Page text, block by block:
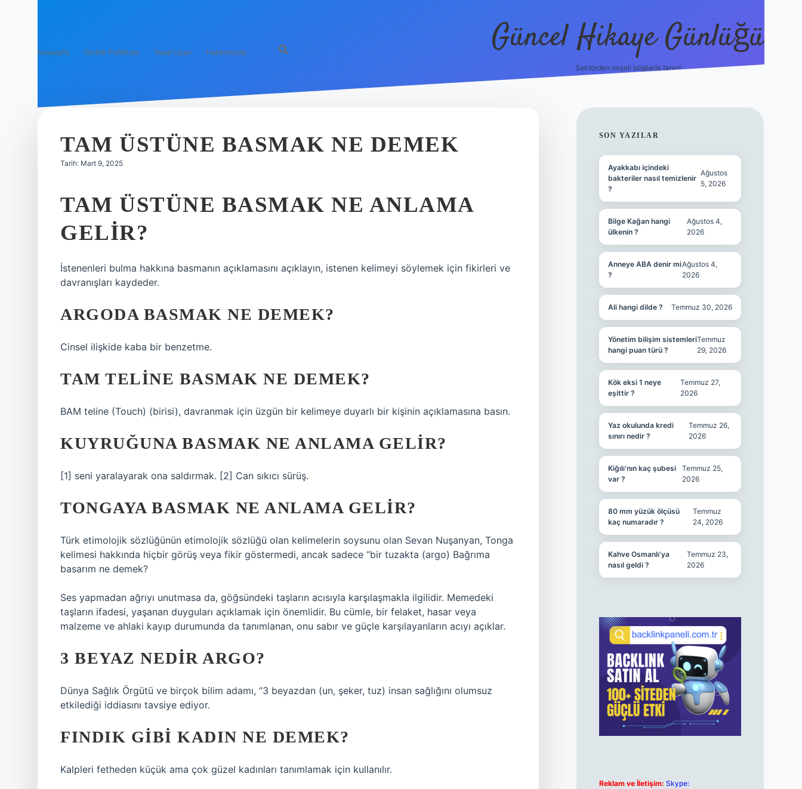
Anasayfa Gizlilik Politikası Yasal Uyarı Hakkımızda Güncel Hikaye Günlüğü
Sektörden neşeli bilgilerle tanış!
TAM ÜSTÜNE BASMAK NE DEMEK
Tarih: Mart 9, 2025
TAM ÜSTÜNE BASMAK NE ANLAMA
GELIR?
İstenenleri bulma hakkına basmanın açıklamasını açıklayın, istenen kelimeyi söylemek için fikirleri ve
davranışları kaydeder.
ARGODA BASMAK NE DEMEK?
Cinsel ilişkide kaba bir benzetme.
TAM TELINE BASMAK NE DEMEK?
BAM teline (Touch) (birisi), davranmak için üzgün bir kelimeye duyarlı bir kişinin açıklamasına basın.
KUYRUĞUNA BASMAK NE ANLAMA GELIR?
[1] seni yaralayarak ona saldırmak. [2] Can sıkıcı sürüş.
TONGAYA BASMAK NE ANLAMA GELIR?
Türk etimolojik sözlüğünün etimolojik sözlüğü olan kelimelerin soysunu olan Sevan Nuşanyan, Tonga
kelimesi hakkında hiçbir görüş veya fikir göstermedi, ancak sadece “bir tuzakta (argo) Bağrıma
basarım ne demek?
Ses yapmadan ağrıyı unutmasa da, göğsündeki taşların acısıyla karşılaşmakla ilgilidir. Memedeki
taşların ifadesi, yaşanan duyguları açıklamak için önemlidir. Bu cümle, bir felaket, hasar veya
malzeme ve ahlaki kayıp durumunda da tanımlanan, onu sabır ve güçle karşılayanların acıyı açıklar.
3 BEYAZ NEDIR ARGO?
Dünya Sağlık Örgütü ve birçok bilim adamı, “3 beyazdan (un, şeker, tuz) insan sağlığını olumsuz
etkilediği iddiasını tavsiye ediyor.
FINDIK GIBI KADIN NE DEMEK?
Kalpleri fetheden küçük ama çok güzel kadınları tanımlamak için kullanılır.
SIDEBAR
SON YAZILAR
Ayakkabı içindeki
bakteriler nasıl temizlenir
?
Ağustos
5, 2026
Bilge Kağan hangi
ülkenin ?
Ağustos 4,
2026
Anneye ABA denir mi
?
Ağustos 4,
2026
Ali hangi dilde ? Temmuz 30, 2026
Yönetim bilişim sistemleri
hangi puan türü ?
Temmuz
29, 2026
Kök eksi 1 neye
eşittir ?
Temmuz 27,
2026
Yaz okulunda kredi
sınırı nedir ?
Temmuz 26,
2026
Kiğılı’nın kaç şubesi
var ?
Temmuz 25,
2026
80 mm yüzük ölçüsü
kaç numaradır ?
Temmuz
24, 2026
Kahve Osmanlı’ya
nasıl geldi ?
Temmuz 23,
2026
Reklam ve İletişim: Skype:
https://